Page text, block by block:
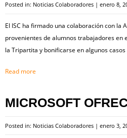
Posted in: Noticias Colaboradores | enero 8,
El ISC ha firmado una colaboración con
provenientes de alumnos trabajadores en
la Tripartita y bonificarse en algunos casos
Read more
MICROSOFT
Posted in: Noticias Colaboradores | enero 3,